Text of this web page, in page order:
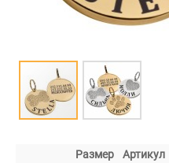
Размер Артикул